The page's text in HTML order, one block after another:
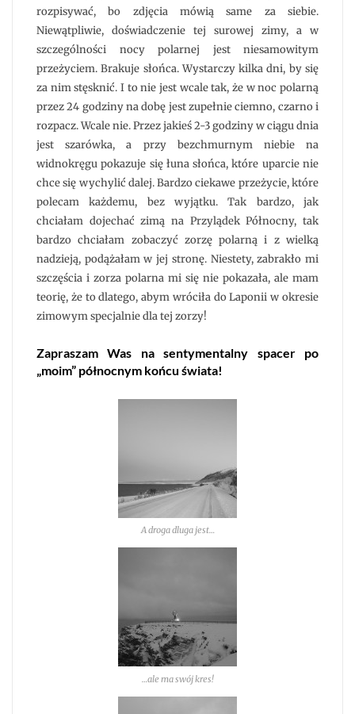
rozpisywać, bo zdjęcia mówią same za siebie.
Niewątpliwie, doświadczenie tej surowej zimy, a w
szczególności nocy polarnej jest niesamowitym
przeżyciem. Brakuje słońca. Wystarczy kilka dni, by się
za nim stęsknić. I to nie jest wcale tak, że w noc polarną
przez 24 godziny na dobę jest zupełnie ciemno, czarno i
rozpacz. Wcale nie. Przez jakieś 2-3 godziny w ciągu dnia
jest szarówka, a przy bezchmurnym niebie na
widnokręgu pokazuje się łuna słońca, które uparcie nie
chce się wychylić dalej. Bardzo ciekawe przeżycie, które
polecam każdemu, bez wyjątku. Tak bardzo, jak
chciałam dojechać zimą na Przylądek Północny, tak
bardzo chciałam zobaczyć zorzę polarną i z wielką
nadzieją, podążałam w jej stronę. Niestety, zabrakło mi
szczęścia i zorza polarna mi się nie pokazała, ale mam
teorię, że to dlatego, abym wróciła do Laponii w okresie
zimowym specjalnie dla tej zorzy!
Zapraszam Was na sentymentalny spacer po
„moim” północnym końcu świata!
A droga dluga jest…
…ale ma swój kres!